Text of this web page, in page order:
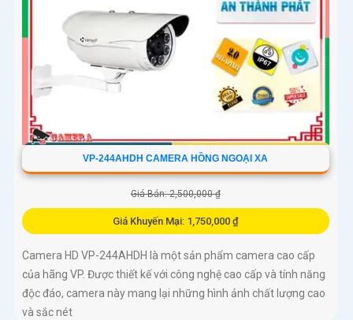
VP-244AHDH CAMERA HỒNG NGOẠI XA
Giá Bán: 2,500,000 ₫
Giá Khuyến Mại: 1,750,000 ₫
Camera HD VP-244AHDH là một sản phẩm camera cao cấp
của hãng VP. Được thiết kế với công nghệ cao cấp và tính năng
độc đáo, camera này mang lại những hình ảnh chất lượng cao
và sắc nét